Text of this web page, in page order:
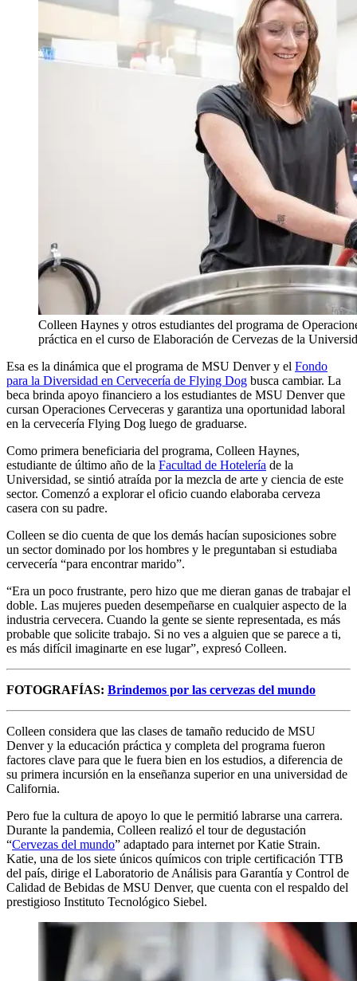
Colleen Haynes y otros estudiantes del programa de
práctica en el curso de Elaboración de Cervezas de la
Esa es la dinámica que el programa de MSU Denver y el Fondo
para la Diversidad en Cervecería de Flying Dog busca cambiar. La
beca brinda apoyo financiero a los estudiantes de MSU Denver que
cursan Operaciones Cerveceras y garantiza una oportunidad laboral
en la cervecería Flying Dog luego de graduarse.
Como primera beneficiaria del programa, Colleen Haynes,
estudiante de último año de la Facultad de Hotelería de la
Universidad, se sintió atraída por la mezcla de arte y ciencia de este
sector. Comenzó a explorar el oficio cuando elaboraba cerveza
casera con su padre.
Colleen se dio cuenta de que los demás hacían suposiciones sobre
un sector dominado por los hombres y le preguntaban si estudiaba
cervecería “para encontrar marido”.
“Era un poco frustrante, pero hizo que me dieran ganas de trabajar el
doble. Las mujeres pueden desempeñarse en cualquier aspecto de la
industria cervecera. Cuando la gente se siente representada, es más
probable que solicite trabajo. Si no ves a alguien que se parece a ti,
es más difícil imaginarte en ese lugar”, expresó Colleen.
FOTOGRAFÍAS: Brindemos por las cervezas del mundo
Colleen considera que las clases de tamaño reducido de MSU
Denver y la educación práctica y completa del programa fueron
factores clave para que le fuera bien en los estudios, a diferencia de
su primera incursión en la enseñanza superior en una universidad de
California.
Pero fue la cultura de apoyo lo que le permitió labrarse una carrera.
Durante la pandemia, Colleen realizó el tour de degustación
“Cervezas del mundo” adaptado para internet por Katie Strain.
Katie, una de los siete únicos químicos con triple certificación TTB
del país, dirige el Laboratorio de Análisis para Garantía y Control de
Calidad de Bebidas de MSU Denver, que cuenta con el respaldo del
prestigioso Instituto Tecnológico Siebel.